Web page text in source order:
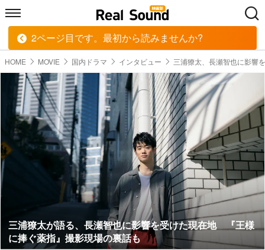
HOME MUSIC MOVIE TECH
HOME MOVIE 国内ドラマ インタビュー 三浦獠太、長瀬智也に影響
三浦獠太が語る、長瀬智也に影響を受けた現在地 『王様
に捧ぐ薬指』撮影現場の裏話も
2ページ目です。最初から読みませんか?